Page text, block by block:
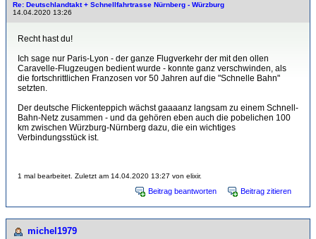
Re: Deutschlandtakt + Schnellfahrtrasse Nürnberg - Würzburg
14.04.2020 13:26
Recht hast du!
Ich sage nur Paris-Lyon - der ganze Flugverkehr der mit den ollen
Caravelle-Flugzeugen bedient wurde - konnte ganz verschwinden, als
die fortschrittlichen Franzosen vor 50 Jahren auf die "Schnelle Bahn"
setzten.
Der deutsche Flickenteppich wächst gaaaanz langsam zu einem Schnell-
Bahn-Netz zusammen - und da gehören eben auch die pobelichen 100
km zwischen Würzburg-Nürnberg dazu, die ein wichtiges
Verbindungsstück ist.
1 mal bearbeitet. Zuletzt am 14.04.2020 13:27 von elixir.
Beitrag beantworten Beitrag zitieren
michel1979